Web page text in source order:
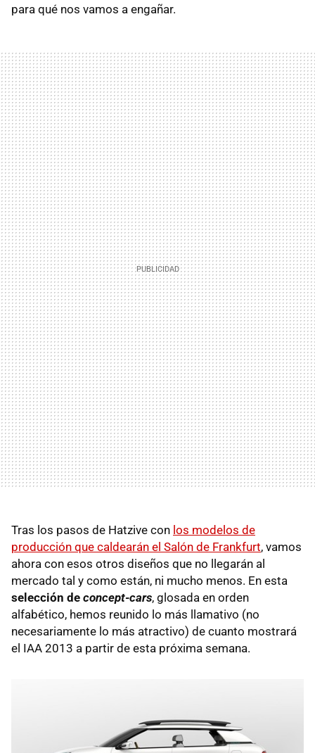
para qué nos vamos a engañar.
Tras los pasos de Hatzive con los modelos de
producción que caldearán el Salón de Frankfurt, vamos
ahora con esos otros diseños que no llegarán al
mercado tal y como están, ni mucho menos. En esta
selección de concept-cars, glosada en orden
alfabético, hemos reunido lo más llamativo (no
necesariamente lo más atractivo) de cuanto mostrará
el IAA 2013 a partir de esta próxima semana.